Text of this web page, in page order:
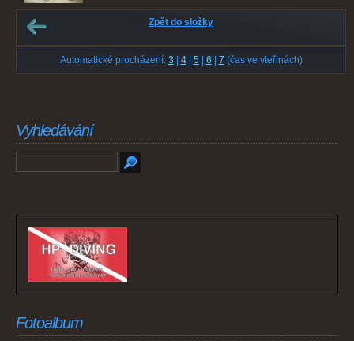
Zpět do složky
Automatické procházení: 3 4| 5 6 7 (čas ve vteřinách)
Vyhledávání
Fotoalbum